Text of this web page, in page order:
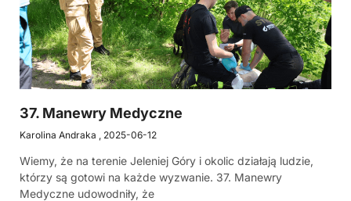
37. Manewry Medyczne
Karolina Andraka 2025-06-12
Wiemy, że na terenie Jeleniej Góry i okolic działają ludzie,
którzy są gotowi na każde wyzwanie. 37. Manewry
Medyczne udowodniły, że